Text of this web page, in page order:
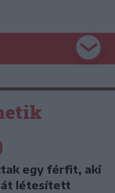
egy férfit, aki
át létesített